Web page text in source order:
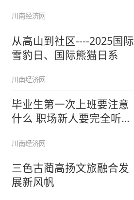
川南经济网
从高山到社区----2025国际
雪豹日、国际熊猫日系
川南经济网
毕业生第一次上班要注意
什么 职场新人要完全听话
川南经济网
三色古蔺高扬文旅融合发
展新风帆